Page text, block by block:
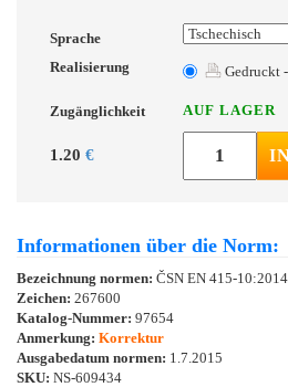
Sprache
Realisierung
Gedruckt
Zugänglichkeit AUF LAGER
1.20 €
Informationen über die Norm:
Bezeichnung normen: ČSN EN 415-
Zeichen: 267600
Katalog-Nummer: 97654
Anmerkung: Korrektur
Ausgabedatum normen: 1.7.2015
SKU: NS-609434